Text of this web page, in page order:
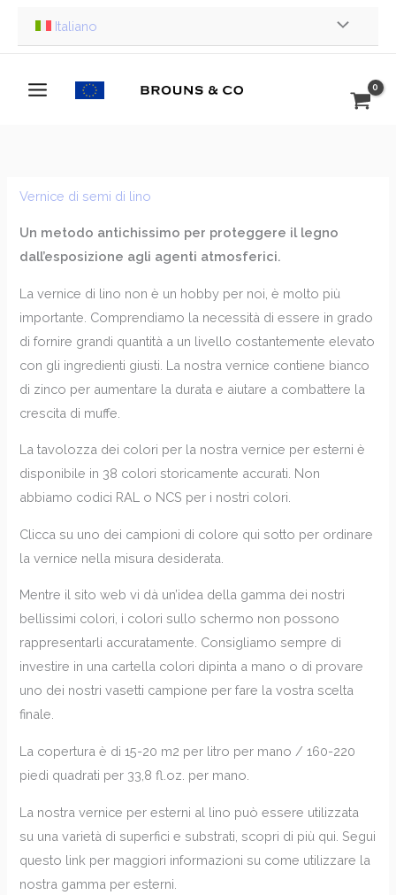
Italiano
Vernice di semi di lino
Un metodo antichissimo per proteggere il legno
dall’esposizione agli agenti atmosferici.
La vernice di lino non è un hobby per noi, è molto più
importante. Comprendiamo la necessità di essere in grado
di fornire grandi quantità a un livello costantemente elevato
con gli ingredienti giusti. La nostra vernice contiene bianco
di zinco per aumentare la durata e aiutare a combattere la
crescita di muffe.
La tavolozza dei colori per la nostra vernice per esterni è
disponibile in 38 colori storicamente accurati. Non
abbiamo codici RAL o NCS per i nostri colori.
Clicca su uno dei campioni di colore qui sotto per ordinare
la vernice nella misura desiderata.
Mentre il sito web vi dà un’idea della gamma dei nostri
bellissimi colori, i colori sullo schermo non possono
rappresentarli accuratamente. Consigliamo sempre di
investire in una cartella colori dipinta a mano o di provare
uno dei nostri vasetti campione per fare la vostra scelta
finale.
La copertura è di 15-20 m2 per litro per mano / 160-220
piedi quadrati per 33,8 fl.oz. per mano.
La nostra vernice per esterni al lino può essere utilizzata
su una varietà di superfici e substrati, scopri di più qui. Segui
questo link per maggiori informazioni su come utilizzare la
nostra gamma per esterni.